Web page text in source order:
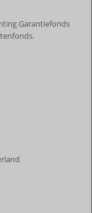
Garantiefonds